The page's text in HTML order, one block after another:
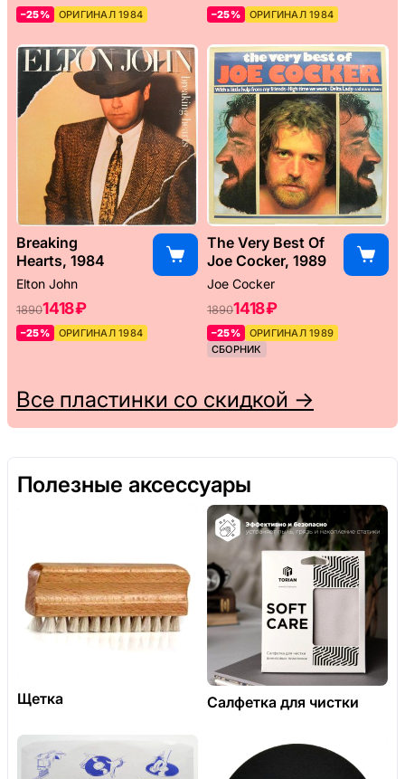
–25% ОРИГИНАЛ 1984 –25% ОРИГИНАЛ 1984
Breaking
Hearts, 1984
Elton John
18901418 ₽
–25% ОРИГИНАЛ 1984
The Very Best Of
Joe Cocker, 1989
Joe Cocker
18901418 ₽
–25%
ОРИГИНАЛ 1989
СБОРНИК
Все пластинки со скидкой →
Полезные аксессуары
Щетка Салфетка для чистки